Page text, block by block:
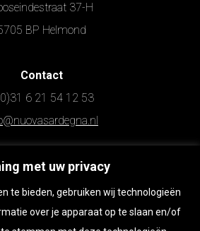
met uw privacy
te bieden, gebruiken wij technologieën
over je apparaat op te slaan en/of
37-H
BP Helmond
Contact
6 21 54 12 53
Openingstijden
t/m zaterdag op afspraak
Zondag gesloten